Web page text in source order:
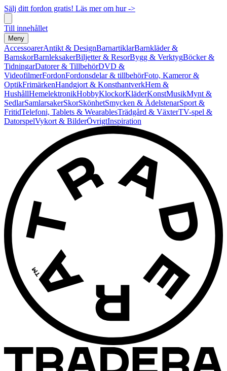
Sälj ditt fordon gratis! Läs mer om hur ->
Till innehållet
Meny
AccessoarerAntikt & DesignBarnartiklarBarnkläder &
BarnskorBarnleksakerBiljetter & ResorBygg & VerktygBöcker &
TidningarDatorer & TillbehörDVD &
VideofilmerFordonFordonsdelar & tillbehörFoto, Kameror &
OptikFrimärkenHandgjort & KonsthantverkHem &
HushållHemelektronikHobbyKlockorKläderKonstMusikMynt &
SedlarSamlarsakerSkorSkönhetSmycken & ÄdelstenarSport &
FritidTelefoni, Tablets & WearablesTrädgård & VäxterTV-spel &
DatorspelVykort & BilderÖvrigtInspiration